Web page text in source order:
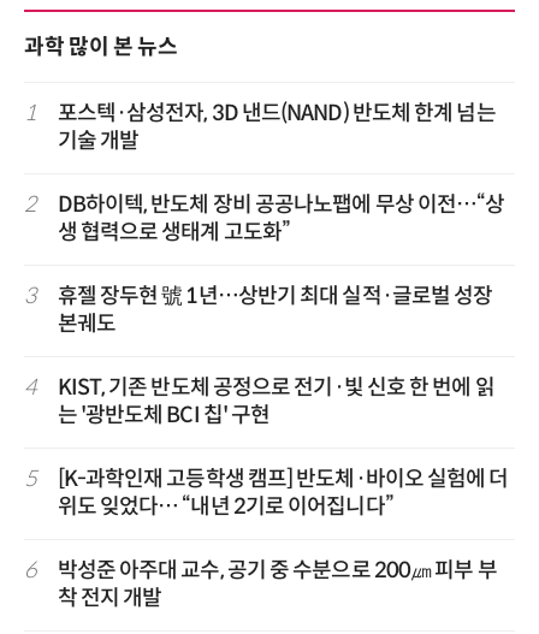
과학 많이 본 뉴스
1
포스텍·삼성전자, 3D 낸드(NAND) 반도체 한계 넘는
기술 개발
2
DB하이텍, 반도체 장비 공공나노팹에 무상 이전…“상
생 협력으로 생태계 고도화”
3
휴젤 장두현 號 1년…상반기 최대 실적·글로벌 성장
본궤도
4
KIST, 기존 반도체 공정으로 전기·빛 신호 한 번에 읽
는 '광반도체 BCI 칩' 구현
5
[K-과학인재 고등학생 캠프] 반도체·바이오 실험에 더
위도 잊었다… “내년 2기로 이어집니다”
6
박성준 아주대 교수, 공기 중 수분으로 200㎛ 피부 부
착 전지 개발